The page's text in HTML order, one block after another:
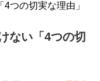
つの切実な理由」
ない「4つの切